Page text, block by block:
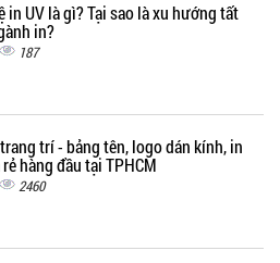
in UV là gì? Tại sao là xu hướng tất
in?
187
trí - bảng tên, logo dán kính, in
hàng đầu tại TPHCM
2460